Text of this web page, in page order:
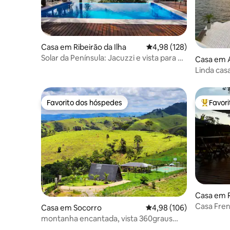
Casa em Ribeirão da Ilha Classificação média de
4,98 (128)
Solar da Península: Jacuzzi e vista para o
Casa em
Linda
Favorito dos hóspedes
Favorito dos hóspedes
Casa em Socorro Classificação média de
4,98 (106)
montanha encantada, vista 360graus
Casa em
Casa